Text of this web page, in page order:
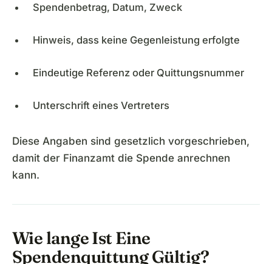
Spendenbetrag, Datum, Zweck
Hinweis, dass keine Gegenleistung erfolgte
Eindeutige Referenz oder Quittungsnummer
Unterschrift eines Vertreters
Diese Angaben sind gesetzlich vorgeschrieben,
damit der Finanzamt die Spende anrechnen
kann.
Wie lange Ist Eine
Spendenquittung Gültig?